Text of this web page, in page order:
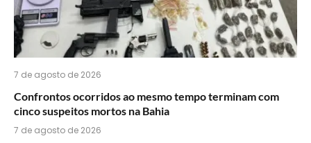
7 de agosto de 2026
Confrontos ocorridos ao mesmo tempo terminam com
cinco suspeitos mortos na Bahia
7 de agosto de 2026